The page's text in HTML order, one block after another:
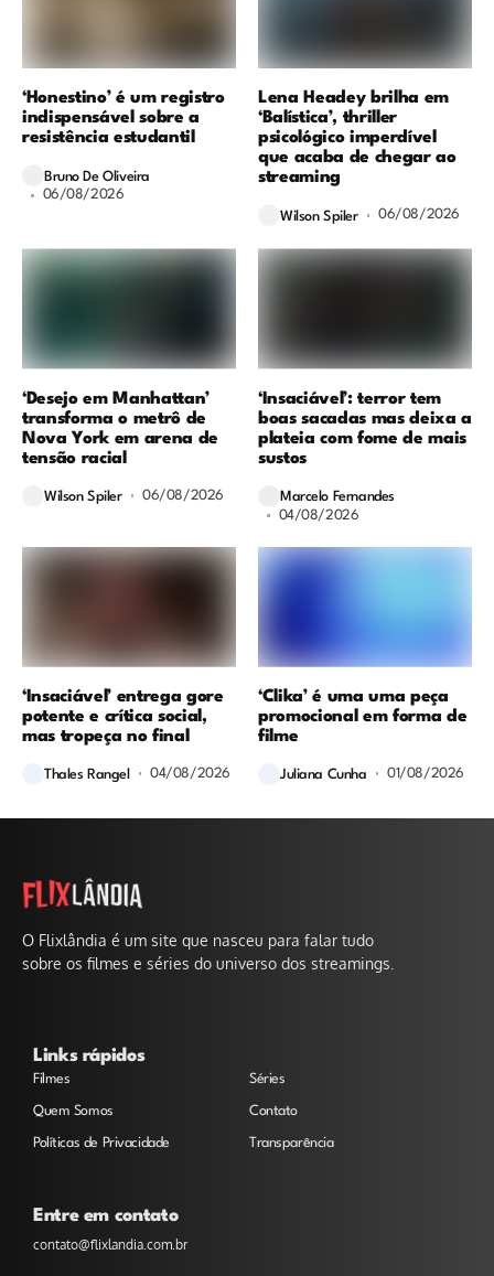
‘Honestino’ é um registro
indispensável sobre a
resistência estudantil
Bruno De Oliveira
06/08/2026
Lena Headey brilha em
‘Balística’, thriller
psicológico imperdível
que acaba de chegar ao
streaming
Wilson Spiler 06/08/2026
‘Desejo em Manhattan’
transforma o metrô de
Nova York em arena de
tensão racial
Wilson Spiler 06/08/2026
‘Insaciável’: terror tem
boas sacadas mas deixa a
plateia com fome de mais
sustos
Marcelo Fernandes
04/08/2026
‘Insaciável’ entrega gore
potente e crítica social,
mas tropeça no final
Thales Rangel 04/08/2026
‘Clika’ é uma uma peça
promocional em forma de
filme
Juliana Cunha 01/08/2026
O Flixlândia é um site que nasceu para falar tudo
sobre os filmes e séries do universo dos streamings.
Links rápidos
Filmes Séries
Quem Somos Contato
Políticas de Privacidade Transparência
Entre em contato
contato@flixlandia.com.br